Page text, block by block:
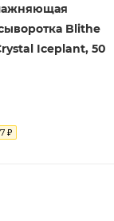
Blithe
Iceplant, 50
₽